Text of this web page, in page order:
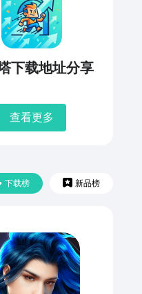
下载地址分享
查看更多
下载榜 新品榜